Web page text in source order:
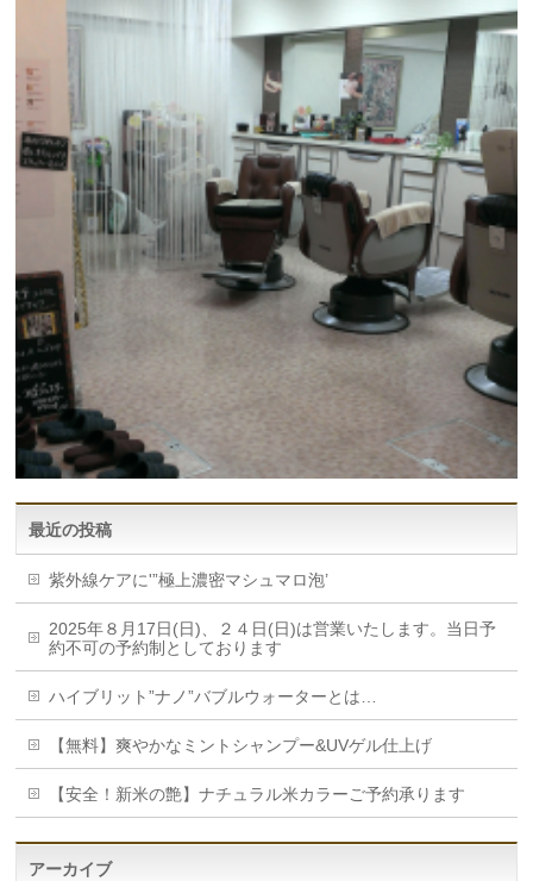
最近の投稿
紫外線ケアに'”極上濃密マシュマロ泡’
2025年８月17日(日)、２４日(日)は営業いたします。当日予
約不可の予約制としております
ハイブリット”ナノ”バブルウォーターとは…
【無料】爽やかなミントシャンプー&UVゲル仕上げ
【安全！新米の艶】ナチュラル米カラーご予約承ります
アーカイブ